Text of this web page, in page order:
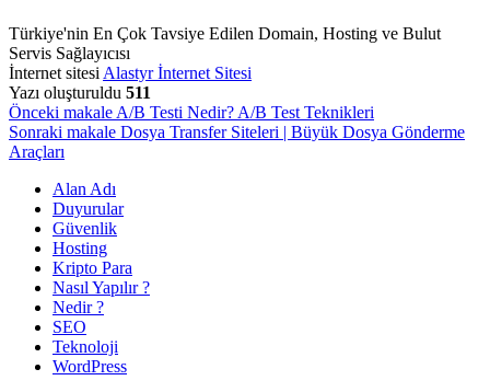
Türkiye'nin En Çok Tavsiye Edilen Domain, Hosting ve Bulut
Servis Sağlayıcısı
İnternet sitesi Alastyr İnternet Sitesi
Yazı oluşturuldu 511
Yazı
gezinmesi
Önceki makale A/B Testi Nedir? A/B Test Teknikleri
Sonraki makale Dosya Transfer Siteleri | Büyük Dosya Gönderme
Araçları
Alan Adı
Duyurular
Güvenlik
Hosting
Kripto Para
Nasıl Yapılır ?
Nedir ?
SEO
Teknoloji
WordPress